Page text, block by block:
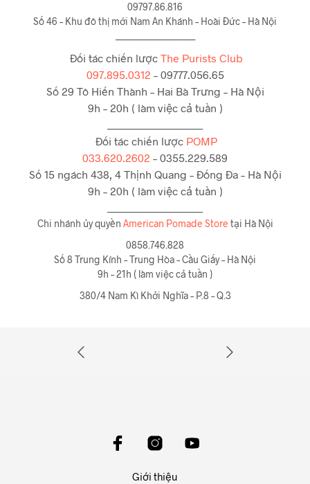
09797.86.816
Số 46 – Khu đô thị mới Nam An Khánh – Hoài Đức – Hà Nội
Đối tác chiến lược The Purists Club
097.895.0312 – 09777.056.65
Số 29 Tô Hiến Thành – Hai Bà Trưng – Hà Nội
9h – 20h ( làm việc cả tuần )
Đối tác chiến lược POMP
033.620.2602 – 0355.229.589
Số 15 ngách 438, 4 Thịnh Quang – Đống Đa – Hà Nội
9h – 20h ( làm việc cả tuần )
Chi nhánh ủy quyền American Pomade Store tại Hà Nội
0858.746.828
Số 8 Trung Kính – Trung Hòa – Cầu Giấy – Hà Nội
9h – 21h ( làm việc cả tuần )
380/4 Nam Kì Khởi Nghĩa – P.8 – Q.3
Giới thiệu